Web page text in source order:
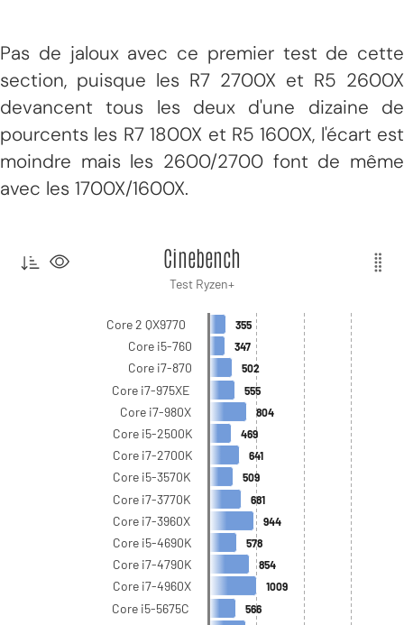
Pas de jaloux avec ce premier test de cette
section, puisque les R7 2700X et R5 2600X
devancent tous les deux d'une dizaine de
pourcents les R7 1800X et R5 1600X, l'écart est
moindre mais les 2600/2700 font de même
avec les 1700X/1600X.